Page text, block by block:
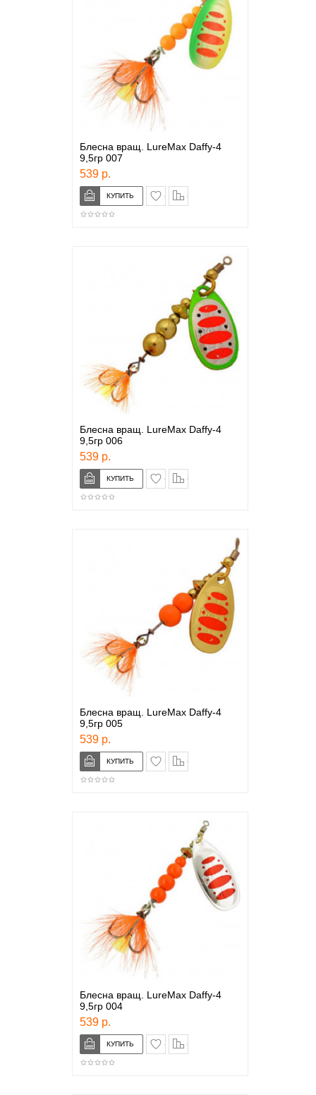
Блесна вращ. LureMax Daffy-4
9,5гр 007
539 р.
в закладки
Блесна вращ. LureMax Daffy-4
9,5гр 006
539 р.
в закладки
Блесна вращ. LureMax Daffy-4
9,5гр 005
539 р.
в закладки
Блесна вращ. LureMax Daffy-4
9,5гр 004
539 р.
в закладки